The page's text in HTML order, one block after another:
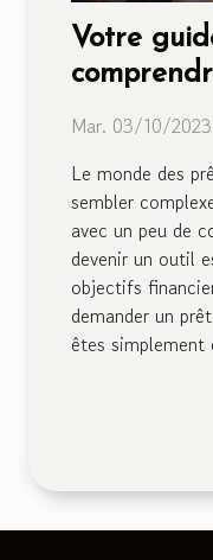
Votre
Mar. 03/10/2023
Le monde des
sembler
avec un peu de
devenir un outil
objectifs
demander un
êtes simplement